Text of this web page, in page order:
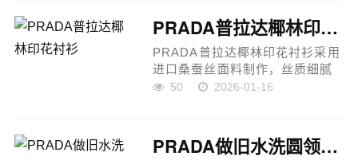
实，细节精致，裤脚平直锁边，
不易卷边...
PRADA普拉达椰林印花衬衫
PRADA普拉达椰林印花衬衫采用
进口桑蚕丝面料制作，丝质细腻
顺滑，触感柔软亲肤，自带温润
端丝质面料特有的奢雅质感。衣
身运...
50 2026-01-16
PRADA做旧水洗圆领牛仔外套